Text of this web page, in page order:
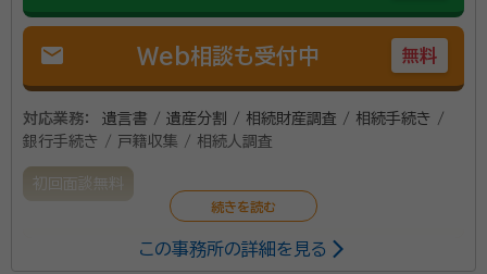
所属団体：京都府行政書士会
mail Web相談も受付中 無料
対応業務：
遺言書 / 遺産分割 / 相続財産調査 / 相続手続き /
銀行手続き / 戸籍収集 / 相続人調査
初回面談無料
相続手続きだけをするのではなく、すべて相続人の方に
この事務所の詳細を見る